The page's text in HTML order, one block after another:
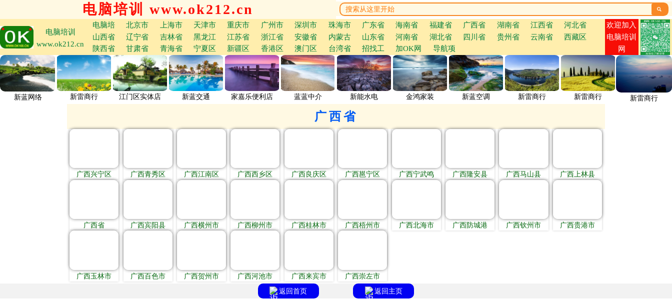
电脑培训 www.ok212.cn 
电脑培训
www.ok212.cn
电脑培 北京市 上海市 天津市 重庆市 广州市 深圳市 珠海市 广东省 海南省 福建省 广西省 湖南省 江西省
河北省
山西省
辽宁省 吉林省 黑龙江 江苏省 浙江省 安徽省 内蒙古 山东省 河南省 湖北省 四川省 贵州省 云南省
西藏区
陕西省
甘肃省 青海省 宁夏区 新疆区 香港区 澳门区 台湾省 招找工 加OK网 导航项
欢迎加入
电脑培训
网
新蓝网络 新雷商行 江门区实体店 新蓝交通 家嘉乐便利店 蓝蓝中介 新能水电 金鸿家装 新蓝空调 新雷商行 新雷商行 新雷商行
广西省
广西兴宁区 广西青秀区 广西江南区 广西西乡区 广西良庆区 广西邕宁区 广西宁武鸣 广西隆安县 广西马山县 广西上林县
广西省 广西宾阳县 广西横州市 广西柳州市 广西桂林市 广西梧州市 广西北海市 广西防城港 广西钦州市 广西贵港市
广西玉林市 广西百色市 广西贺州市 广西河池市 广西来宾市
广西崇左市
返回首页
返回主页